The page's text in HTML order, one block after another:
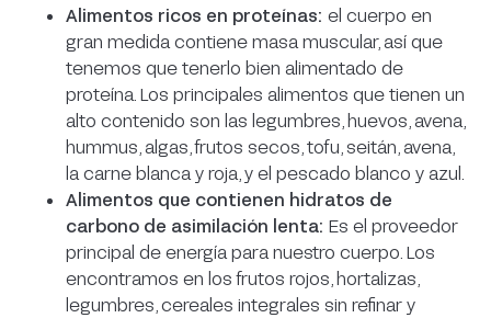
Alimentos ricos en proteínas: el cuerpo en
gran medida contiene masa muscular, así que
tenemos que tenerlo bien alimentado de
proteína. Los principales alimentos que tienen un
alto contenido son las legumbres, huevos, avena,
hummus, algas, frutos secos, tofu, seitán, avena,
la carne blanca y roja, y el pescado blanco y azul.
Alimentos que contienen hidratos de
carbono de asimilación lenta: Es el proveedor
principal de energía para nuestro cuerpo. Los
encontramos en los frutos rojos, hortalizas,
legumbres, cereales integrales sin refinar y